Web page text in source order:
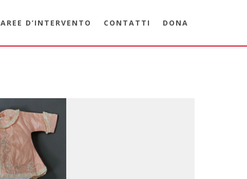
AREE D’INTERVENTO CONTATTI DONA